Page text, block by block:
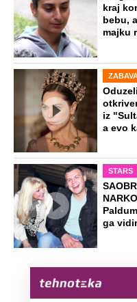
kraj
bebu,
majku
iz
a evo
STARS
ga